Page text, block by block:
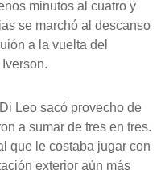
minutos al cuatro y
se marchó al descanso
a la vuelta del
Leo sacó provecho de
a sumar de tres en tres.
que le costaba jugar con
exterior aún más